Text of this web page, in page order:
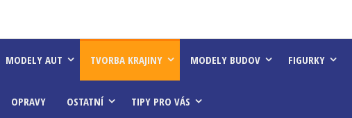
MODELY AUT TVORBA KRAJINY MODELY BUDOV FIGURKY
OPRAVY OSTATNÍ TIPY PRO VÁS